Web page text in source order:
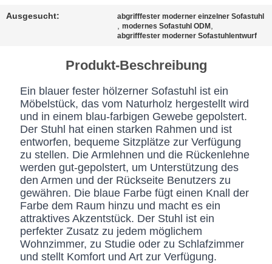
Ausgesucht: abgrifffester moderner einzelner Sofastuhl
,modernes Sofastuhl ODM
abgrifffester moderner Sofastuhlentwurf
Produkt-Beschreibung
Ein blauer fester hölzerner Sofastuhl ist ein
Möbelstück, das vom Naturholz hergestellt wird
und in einem blau-farbigen Gewebe gepolstert.
Der Stuhl hat einen starken Rahmen und ist
entworfen, bequeme Sitzplätze zur Verfügung
zu stellen. Die Armlehnen und die Rückenlehne
werden gut-gepolstert, um Unterstützung des
den Armen und der Rückseite Benutzers zu
gewähren. Die blaue Farbe fügt einen Knall der
Farbe dem Raum hinzu und macht es ein
attraktives Akzentstück. Der Stuhl ist ein
perfekter Zusatz zu jedem möglichem
Wohnzimmer, zu Studie oder zu Schlafzimmer
und stellt Komfort und Art zur Verfügung.